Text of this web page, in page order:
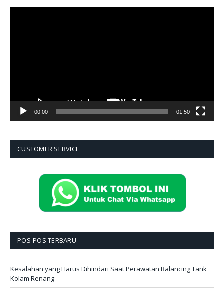
00:00 01:50
CUSTOMER SERVICE
POS-POS TERBARU
Kesalahan yang Harus Dihindari Saat Perawatan Balancing Tank
Kolam Renang